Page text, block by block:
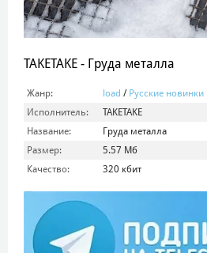
TAKETAKE - Груда металла
Жанр: load / Русские новинки
Исполнитель:
TAKETAKE
Название:
Груда металла
Размер:
5.57 Мб
Качество:
320 кбит